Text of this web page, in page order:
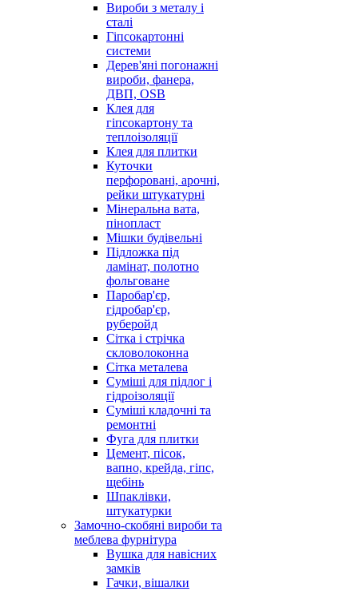
Вироби з металу і
сталі
Гіпсокартонні
системи
Дерев'яні погонажні
вироби, фанера,
ДВП, OSB
Клея для
гіпсокартону та
теплоізоляції
Клея для плитки
Куточки
перфоровані, арочні,
рейки штукатурні
Мінеральна вата,
пінопласт
Мішки будівельні
Підложка під
ламінат, полотно
фольговане
Паробар'єр,
гідробар'єр,
руберойд
Сітка і стрічка
скловолоконна
Сітка металева
Суміші для підлог і
гідроізоляції
Суміші кладочні та
ремонтні
Фуга для плитки
Цемент, пісок,
вапно, крейда, гіпс,
щебінь
Шпаклівки,
штукатурки
Замочно-скобяні вироби та
меблева фурнітура
Вушка для навісних
замків
Гачки, вішалки